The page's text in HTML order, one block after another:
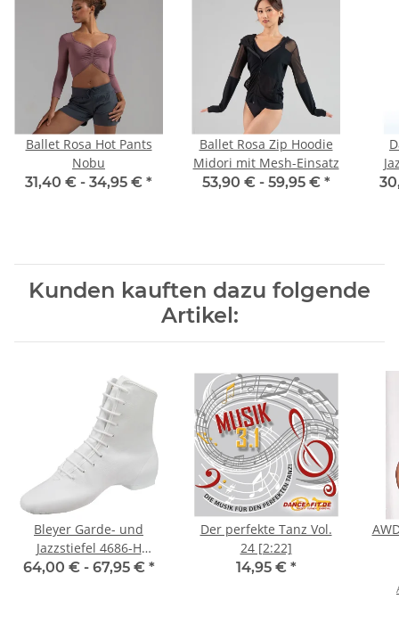
Ballet Rosa Hot Pants
Nobu
31,40 € - 34,95 € *
Ballet Rosa Zip Hoodie
Midori mit Mesh-Einsatz
53,90 € - 59,95 € *
Kunden kauften dazu folgende
Artikel:
Bleyer Garde- und
Jazzstiefel 4686-H
Ellington (normalhoher
64,00 € - 67,95 € *
Der perfekte Tanz Vol.
24 [2:22]
14,95 € *